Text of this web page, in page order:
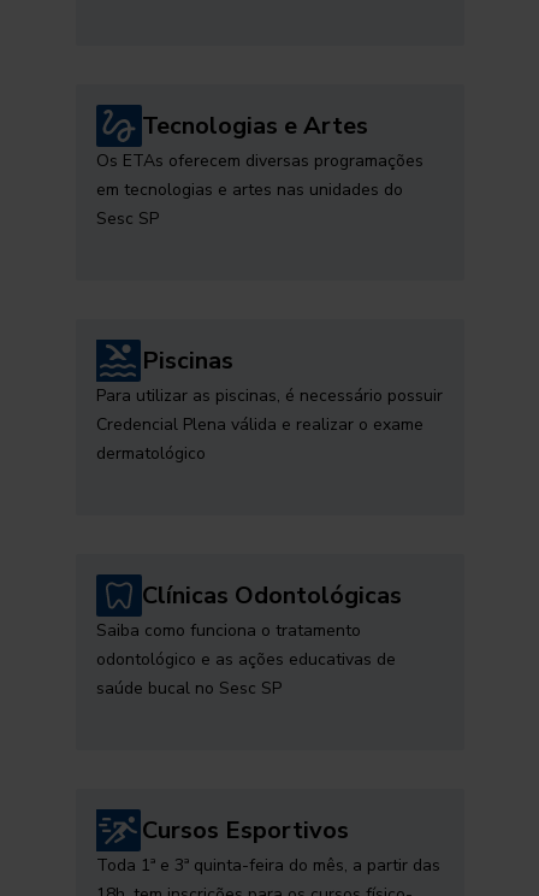
Tecnologias e Artes
Os ETAs oferecem diversas programações
em tecnologias e artes nas unidades do
Sesc SP
Piscinas
Para utilizar as piscinas, é necessário possuir
Credencial Plena válida e realizar o exame
dermatológico
Clínicas Odontológicas
Saiba como funciona o tratamento
odontológico e as ações educativas de
saúde bucal no Sesc SP
Cursos Esportivos
Toda 1ª e 3ª quinta-feira do mês, a partir das